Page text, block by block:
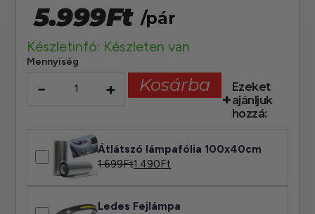
5.999Ft /pár
Készletinfó: Készleten van
Mennyiség
− + Kosárba
Ezeket
ajánljuk
hozzá:
Átlátszó lámpafólia 100x40cm
1.699Ft1.490Ft
Ledes Fejlámpa